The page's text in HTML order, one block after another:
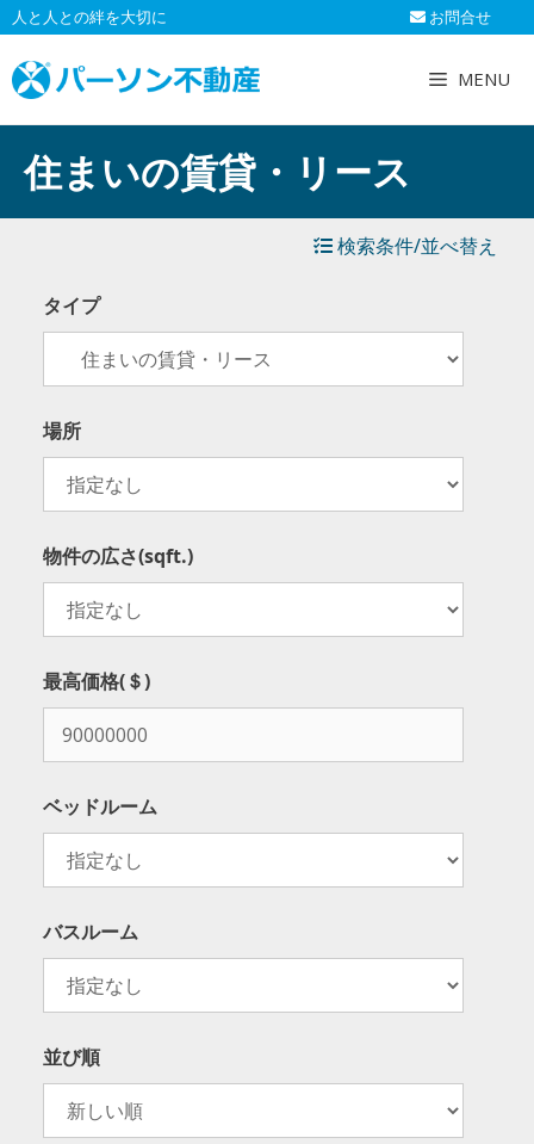
コ
ン
テ
ン
ツ
キ
人と人との絆を大切に お問合せ
MENU
住まいの賃貸・リース
検索条件/並べ替え
タイプ
場所
物件の広さ(sqft.)
最高価格(＄)
ベッドルーム
バスルーム
並び順